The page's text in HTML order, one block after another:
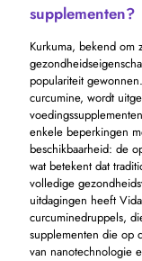
supplementen?
Kurkuma, bekend om
populariteit
curcumine, wordt
enkele beperkingen
beschikbaarheid: de
wat betekent dat
volledige
uitdagingen heeft
curcuminedruppels,
supplementen die op
van nanotechnologie